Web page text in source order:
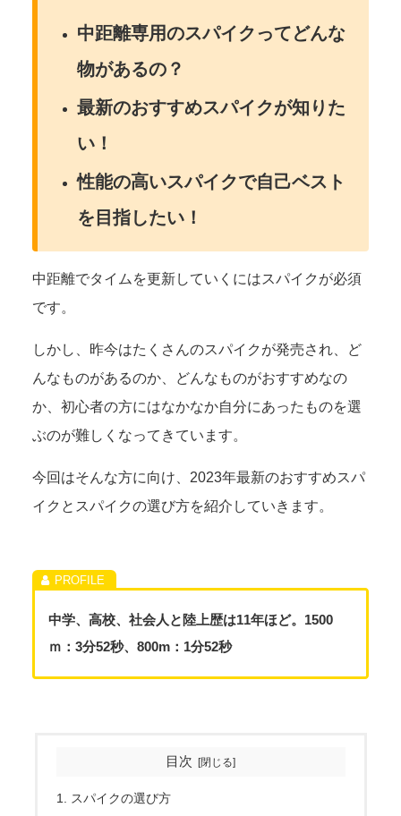
中距離専用のスパイクってどんな
物があるの？
最新のおすすめスパイクが知りた
い！
性能の高いスパイクで自己ベスト
を目指したい！
中距離でタイムを更新していくにはスパイクが必須
です。
しかし、昨今はたくさんのスパイクが発売され、ど
んなものがあるのか、どんなものがおすすめなの
か、初心者の方にはなかなか自分にあったものを選
ぶのが難しくなってきています。
今回はそんな方に向け、2023年最新のおすすめスパ
イクとスパイクの選び方を紹介していきます。
中学、高校、社会人と陸上歴は11年ほど。1500
ｍ： 3分52秒、 800m ： 1分52秒
目次
スパイクの選び方